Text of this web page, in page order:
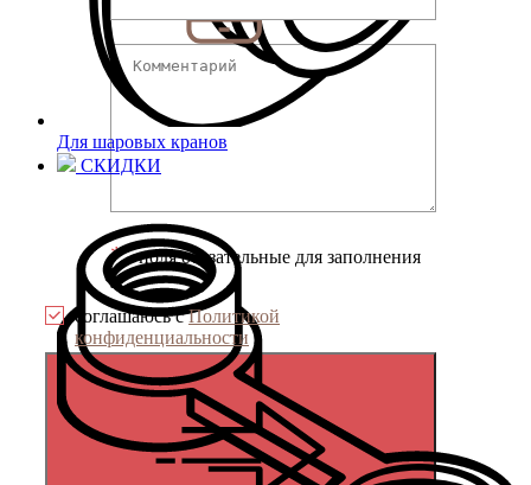
Для шаровых кранов
СКИДКИ
*- поля обязательные для заполнения
соглашаюсь сПолитикой
конфиденциальности